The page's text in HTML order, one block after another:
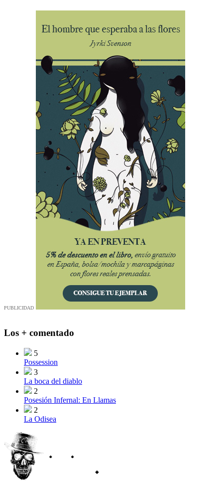
PUBLICIDAD
Los + comentado
5
Possession
3
La boca del diablo
2
Posesión Infernal: En Llamas
2
La Odisea